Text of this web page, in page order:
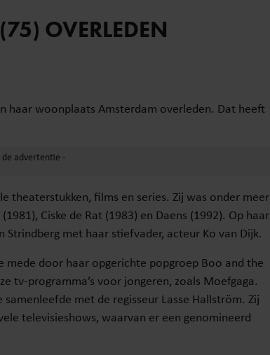
OVERLEDEN
haar woonplaats Amsterdam overleden. Dat heeft
theaterstukken, films en series. Zij was onder meer
Ciske de Rat (1983) en Daens (1992). Op haar
met haar stiefvader, acteur Ko van Dijk.
mede door haar opgerichte popgroep Boo and the
tv-programma’s voor jongeren, zoals Moefgaga.
met de regisseur Lasse Hallström. Zij
televisieshows, waarvan er een genomineerd